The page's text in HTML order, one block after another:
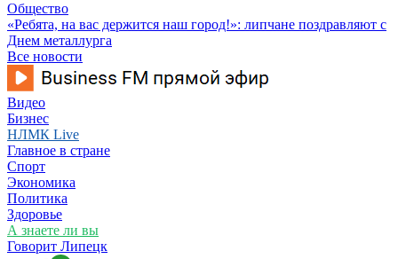
Общество
«Ребята, на вас держится наш город!»: липчане поздравляют с
Днем металлурга
Все новости
Видео
Бизнес
НЛМК Live
Главное в стране
Спорт
Экономика
Политика
Здоровье
А знаете ли вы
Говорит Липецк